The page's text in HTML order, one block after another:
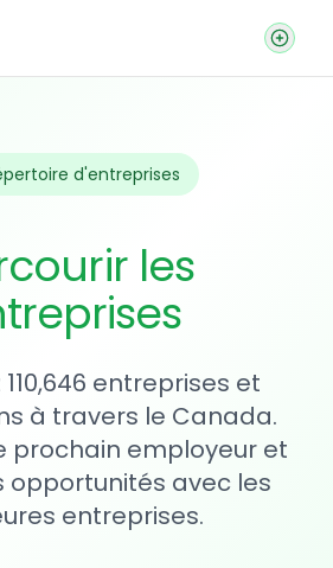
d'entreprises
les
entreprises et
à travers le Canada.
prochain employeur et
opportunités avec les
entreprises.